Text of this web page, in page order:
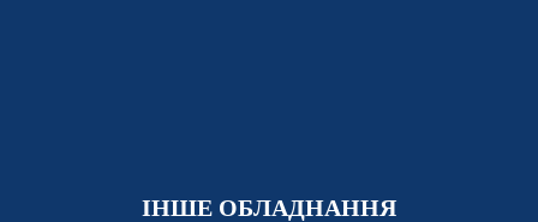
ІНШЕ ОБЛАДНАННЯ